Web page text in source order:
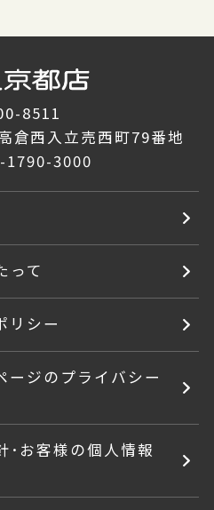
8511
倉西入立売西町79番地
1790-3000
って
リシー
ージのプライバシー
･お客様の個人情報